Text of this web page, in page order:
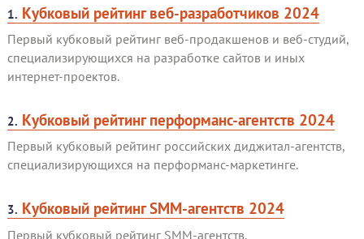
1. Кубковый рейтинг веб-разработчиков 2024
Первый кубковый рейтинг веб-продакшенов и веб-студий,
специализирующихся на разработке сайтов и иных
интернет-проектов.
2. Кубковый рейтинг перформанс-агентств 2024
Первый кубковый рейтинг российских диджитал-агентств,
специализирующихся на перформанс-маркетинге.
3. Кубковый рейтинг SMM-агентств 2024
Первый кубковый рейтинг SMM-агентств,